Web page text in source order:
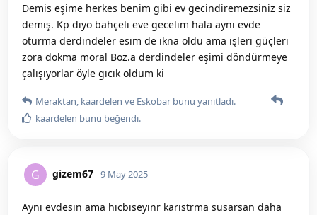
Demis eşime herkes benim gibi ev gecindiremezsiniz siz
demiş. Kp diyo bahçeli eve gecelim hala aynı evde
oturma derdindeler esim de ikna oldu ama işleri güçleri
zora dokma moral Boz.a derdindeler eşimi döndürmeye
çalışıyorlar öyle gıcık oldum ki
Meraktan, kaardelen ve Eskobar bunu yanıtladı.
kaardelen bunu beğendi.
G gizem67 9 May 2025
Aynı evdesın ama hıcbıseyınr karıstrma susarsan daha